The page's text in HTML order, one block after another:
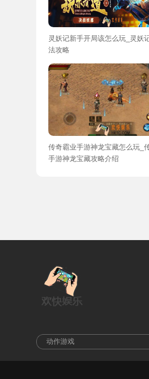
灵妖记新手开局该怎么玩_灵妖
法攻略
传奇霸业手游神龙宝藏怎么玩_
手游神龙宝藏攻略介绍